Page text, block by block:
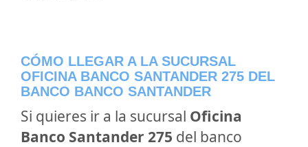
CÓMO LLEGAR A LA SUCURSAL
OFICINA BANCO SANTANDER 275 DEL
BANCO BANCO SANTANDER
Si quieres ir a la sucursal Oficina
Banco Santander 275 del banco